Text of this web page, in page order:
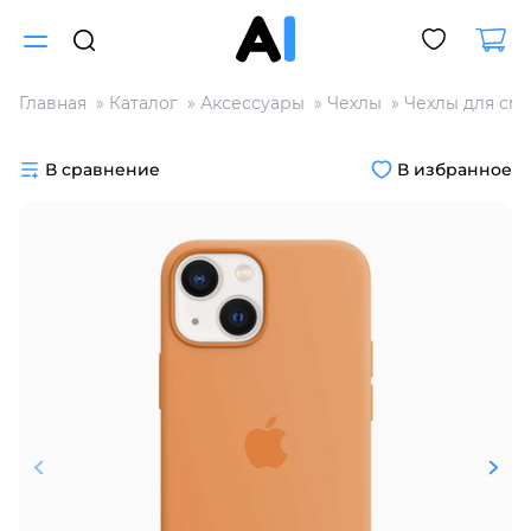
Главная Каталог Аксессуары Чехлы Чехлы для
В сравнение В избранное
Разбейте
на части
без переплат
25